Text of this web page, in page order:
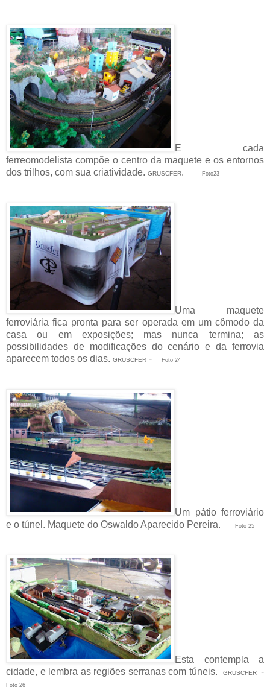
E cada
ferreomodelista compõe o centro da maquete e os entornos
dos trilhos, com sua criatividade. GRUSCFER. Foto23
Uma maquete
ferroviária fica pronta para ser operada em um cômodo da
casa ou em exposições; mas nunca termina; as
possibilidades de modificações do cenário e da ferrovia
aparecem todos os dias. GRUSCFER - Foto 24
Um pátio ferroviário
e o túnel. Maquete do Oswaldo Aparecido Pereira.
Foto 25
Esta contempla a
cidade, e lembra as regiões serranas com túneis.
GRUSCFER-
Foto 26